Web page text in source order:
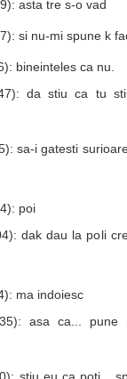
asta tre s-o vad
si nu-mi spune k
bineinteles ca nu.
da stiu ca tu
sa-i gatesti
poi
dak dau la poli
ma indoiesc
asa ca...